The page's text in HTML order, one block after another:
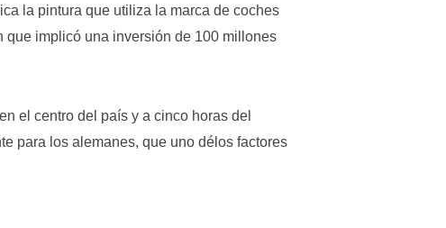
la pintura que utiliza la marca de coches
que implicó una inversión de 100 millones
el centro del país y a cinco horas del
para los alemanes, que uno délos factores